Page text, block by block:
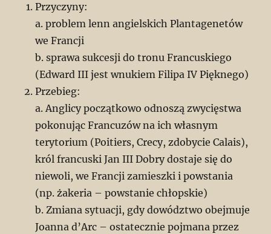
Przyczyny:
a. problem lenn angielskich Plantagenetów
we Francji
b. sprawa sukcesji do tronu Francuskiego
(Edward III jest wnukiem Filipa IV Pięknego)
Przebieg:
a. Anglicy początkowo odnoszą zwycięstwa
pokonując Francuzów na ich własnym
terytorium (Poitiers, Crecy, zdobycie Calais),
król francuski Jan III Dobry dostaje się do
niewoli, we Francji zamieszki i powstania
(np. żakeria – powstanie chłopskie)
b. Zmiana sytuacji, gdy dowództwo obejmuje
Joanna d’Arc – ostatecznie pojmana przez